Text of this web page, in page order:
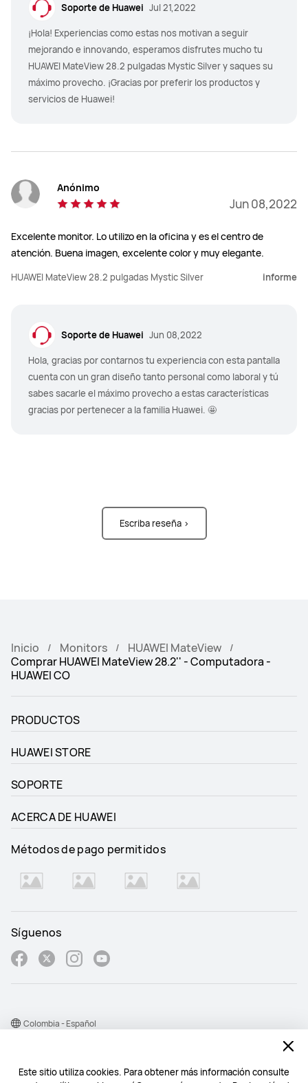
Este sitio utiliza cookies. Para obtener más información consulte
Soporte de Huawei Jul 21,2022
¡Hola! Experiencias como estas nos motivan a seguir
mejorando e innovando, esperamos disfrutes mucho tu
HUAWEI MateView 28.2 pulgadas Mystic Silver y saques su
máximo provecho. ¡Gracias por preferir los productos y
servicios de Huawei!
Anónimo
Jun 08,2022
Excelente monitor. Lo utilizo en la oficina y es el centro de
atención. Buena imagen, excelente color y muy elegante.
HUAWEI MateView 28.2 pulgadas Mystic Silver informe
Soporte de Huawei Jun 08,2022
Hola, gracias por contarnos tu experiencia con esta pantalla
cuenta con un gran diseño tanto personal como laboral y tú
sabes sacarle el máximo provecho a estas características
gracias por pertenecer a la familia Huawei. 🤩
Escriba reseña >
Inicio Monitors
HUAWEI MateView
Comprar HUAWEI MateView 28.2'' - Computadora -
HUAWEI CO
PRODUCTOS
HUAWEI STORE
SOPORTE
ACERCA DE HUAWEI
Métodos de pago permitidos
Síguenos
Condiciones de uso
Colombia - Español